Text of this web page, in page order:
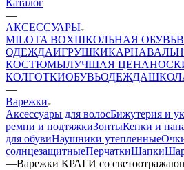
—
АКСЕССУАРЫ
MILOTA BOXШКОЛЬНАЯ ОБУВЬ
ОДЕЖДАИГРУШКИ
КОСТЮМЫЛУЧШАЯ ЦЕНА
КОЛГОТКИОБУВЬОДЕЖДА
—
Варежки
Аксессуары для волосБижутерия и
ремни и подтяжкиЗонтыКепки и
для обувиНаушники утепленные
солнцезащитныеПерчаткиШапки
—Варежки КРАГИ со